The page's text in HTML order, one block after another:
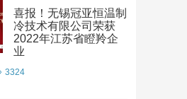
喜报！无锡冠亚恒温制
冷技术有限公司荣获
2022年江苏省瞪羚企
业
3324